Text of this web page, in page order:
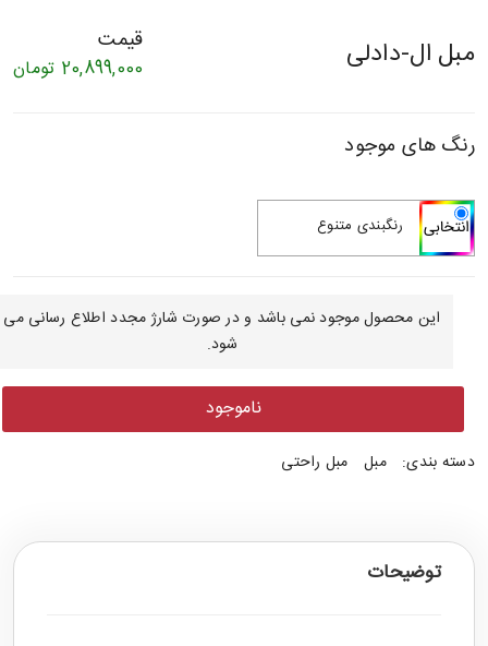
مبل ال-دادلی قیمت
20,899,000تومان
رنگ های موجود
رنگبندی متنوع
این محصول موجود نمی باشد و در صورت شارژ مجدد اطلاع رسانی می
شود.
ناموجود
دسته بندی: مبل مبل راحتی
توضیحات